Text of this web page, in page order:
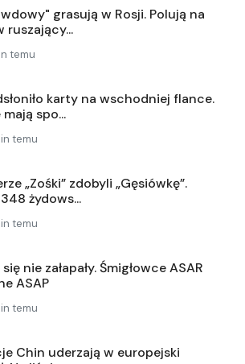
grasują w Rosji. Polują na
ruszający...
temu
karty na wschodniej flance.
spo...
temu
„Zośki” zdobyli „Gęsiówkę”.
żydows...
temu
się nie załapały. Śmigłowce ASAR
ASAP
temu
Chin uderzają w europejski